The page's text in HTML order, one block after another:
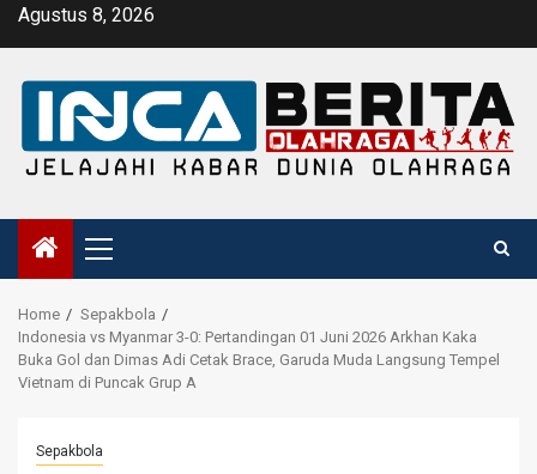
SkipAgustus 8, 2026
Primary
Menu
Home
Sepakbola
Indonesia vs Myanmar 3-0: Pertandingan 01 Juni 2026 Arkhan Kaka
Buka Gol dan Dimas Adi Cetak Brace, Garuda Muda Langsung Tempel
Vietnam di Puncak Grup A
Sepakbola